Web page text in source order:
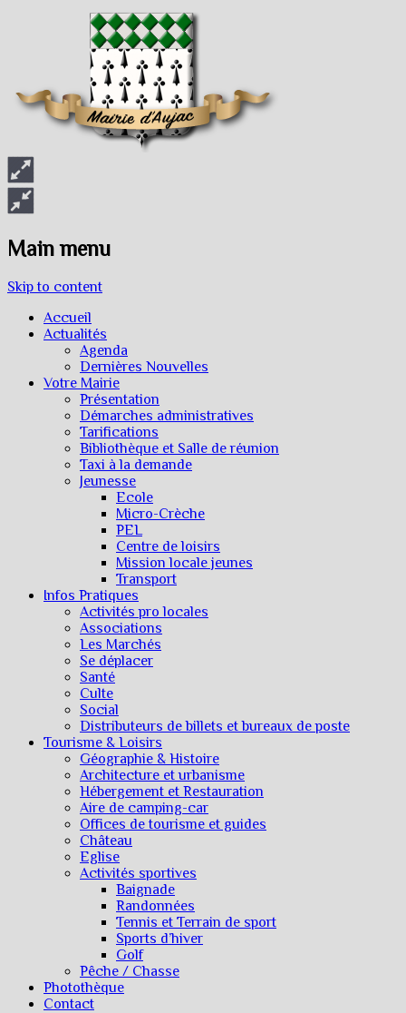
Main menu
Skip to content
Accueil
Actualités
Agenda
Dernières Nouvelles
Votre Mairie
Présentation
Démarches administratives
Tarifications
Bibliothèque et Salle de réunion
Taxi à la demande
Jeunesse
Ecole
Micro-Crèche
PEL
Centre de loisirs
Mission locale jeunes
Transport
Infos Pratiques
Activités pro locales
Associations
Les Marchés
Se déplacer
Santé
Culte
Social
Distributeurs de billets et bureaux de poste
Tourisme & Loisirs
Géographie & Histoire
Architecture et urbanisme
Hébergement et Restauration
Aire de camping-car
Offices de tourisme et guides
Château
Eglise
Activités sportives
Baignade
Randonnées
Tennis et Terrain de sport
Sports d’hiver
Golf
Pêche / Chasse
Photothèque
Contact